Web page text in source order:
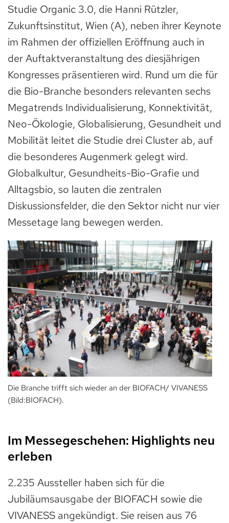
Studie Organic 3.0, die Hanni Rützler,
Zukunftsinstitut, Wien (A), neben ihrer Keynote
im Rahmen der offiziellen Eröffnung auch in
der Auftaktveranstaltung des diesjährigen
Kongresses präsentieren wird. Rund um die für
die Bio-Branche besonders relevanten sechs
Megatrends Individualisierung, Konnektivität,
Neo-Ökologie, Globalisierung, Gesundheit und
Mobilität leitet die Studie drei Cluster ab, auf
die besonderes Augenmerk gelegt wird.
Globalkultur, Gesundheits-Bio-Grafie und
Alltagsbio, so lauten die zentralen
Diskussionsfelder, die den Sektor nicht nur vier
Messetage lang bewegen werden.
Die Branche trifft sich wieder an der BIOFACH/ VIVANESS
(Bild:BIOFACH).
Im Messegeschehen: Highlights neu
erleben
2.235 Aussteller haben sich für die
Jubiläumsausgabe der BIOFACH sowie die
VIVANESS angekündigt. Sie reisen aus 76